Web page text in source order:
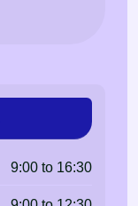
9:00 to 16:30